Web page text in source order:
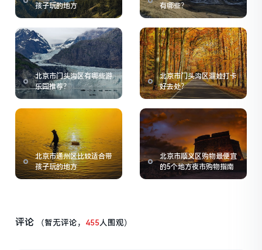
孩子玩的地方
有哪些？
北京市门头沟区有哪些游
乐园推荐？
北京市门头沟区遛娃打卡
好去处？
北京市通州区比较适合带
孩子玩的地方
北京市顺义区购物最便宜
的5个地方夜市购物指南
评论 （暂无评论， 455人围观）